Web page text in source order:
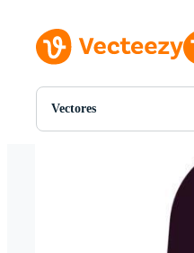
Vectores
Todas Imágenes